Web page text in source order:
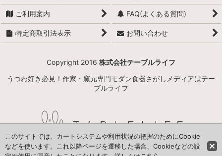
ご利用案内 FAQ(よくある質問)
特定商取引法表示 お問い合わせ
Copyright 2016 株式会社テーブルライフ
うつわ好き必見！作家・窯元専門モダン食器さがしメディアはテー
ブルライフ
このサイトでは、カートシステムや利用状況の把握のためにCookie
などを使います。これ以降ページを遷移した場合、Cookieなどの設